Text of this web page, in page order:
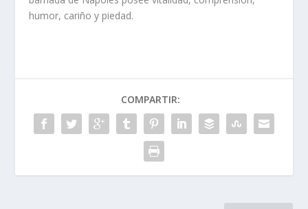
humor, cariño y piedad.
COMPARTIR: